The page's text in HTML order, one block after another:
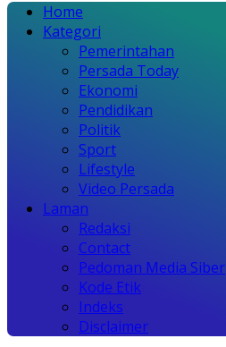
Home
Kategori
Pemerintahan
Persada Today
Ekonomi
Pendidikan
Politik
Sport
Lifestyle
Video Persada
Laman
Redaksi
Contact
Pedoman Media Siber
Kode Etik
Indeks
Disclaimer